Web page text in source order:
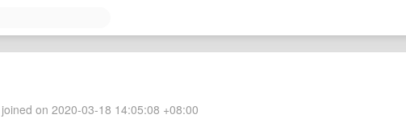
on 2020-03-18 14:05:08 +08:00